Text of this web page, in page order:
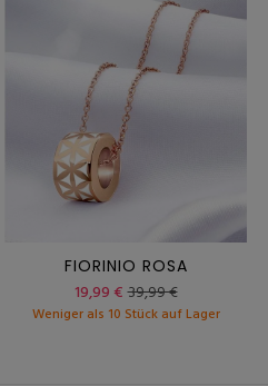
FIORINIO ROSA
19,99 €39,99 €
Weniger als 10 Stück auf Lager